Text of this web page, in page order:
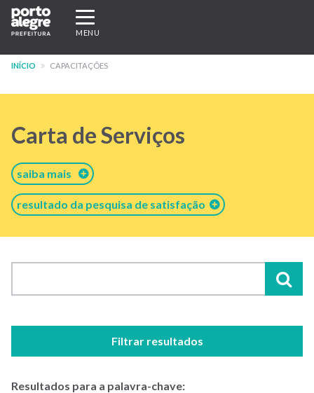
Pular
para
conteúdo
Expandir/recolher
navegação
MENU
INÍCIO CAPACITAÇÕES
Carta de Serviços
saiba mais
resultado da pesquisa de satisfação
Filtrar resultados
Resultados para a palavra-chave: